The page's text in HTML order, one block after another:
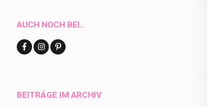
AUCH NOCH BEI..
BEITRÄGE IM ARCHIV